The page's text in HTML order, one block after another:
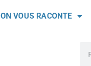
ON VOUS RACONTE